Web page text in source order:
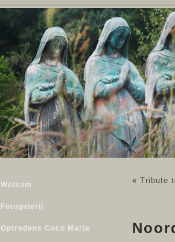
Welkom
Fotogalerij
Optredens Coco Maria
« Tribute